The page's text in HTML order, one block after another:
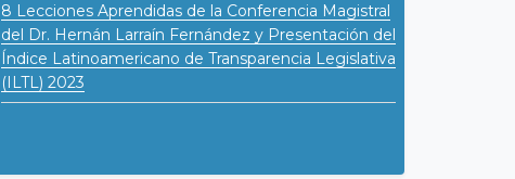
8 Lecciones Aprendidas de la Conferencia Magistral
del Dr. Hernán Larraín Fernández y Presentación del
Índice Latinoamericano de Transparencia Legislativa
(ILTL) 2023